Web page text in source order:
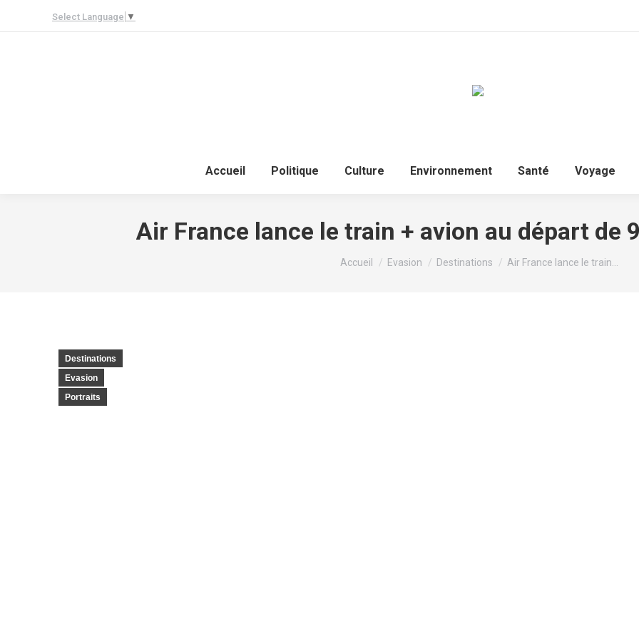
Select Language ▼
Accueil
Politique Culture Environnement Santé Voyage
Air France lance le train + avion au départ de
Vous êtes ici :
Accueil Evasion Destinations Air France lance le train…
Destinations
Evasion
Portraits